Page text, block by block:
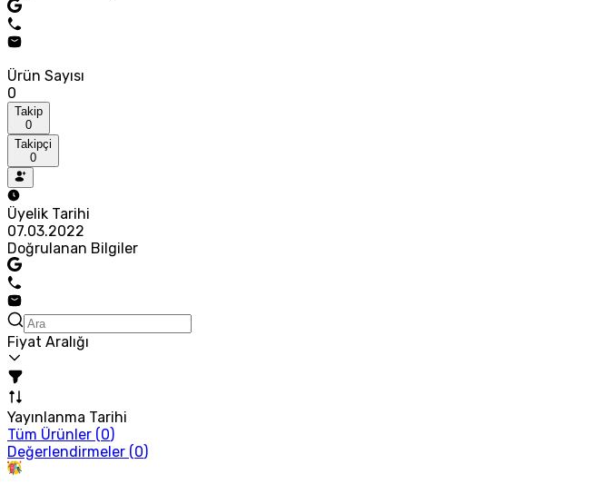
Ürün Sayısı
0
Takip
0
Takipçi
0
Üyelik Tarihi
07.03.2022
Doğrulanan Bilgiler
Fiyat Aralığı
Yayınlanma Tarihi
Tüm Ürünler (0)
Değerlendirmeler (0)